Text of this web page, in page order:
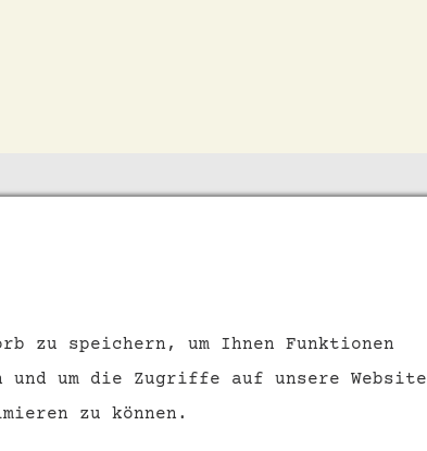
Über uns
Datenschutz
Barrierefreiheit
zu speichern, um Ihnen Funktionen
um die Zugriffe auf unsere Website
zu können.